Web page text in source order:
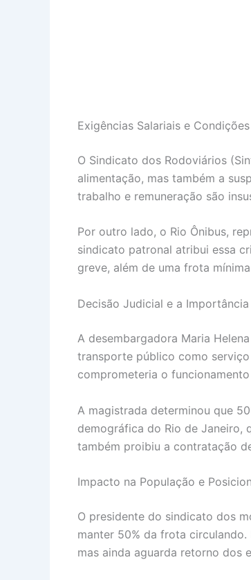
Exigências Salariais e
O Sindicato dos Rodoviários
alimentação, mas também a
trabalho e remuneração são
Por outro lado, o Rio Ônibus,
sindicato patronal atribui essa
greve, além de uma frota
Decisão Judicial e a
A desembargadora Maria
transporte público como
comprometeria o
A magistrada determinou que
demográfica do Rio de Janeiro,
também proibiu a contratação
Impacto na População e
O presidente do sindicato dos
manter 50% da frota
mas ainda aguarda retorno dos